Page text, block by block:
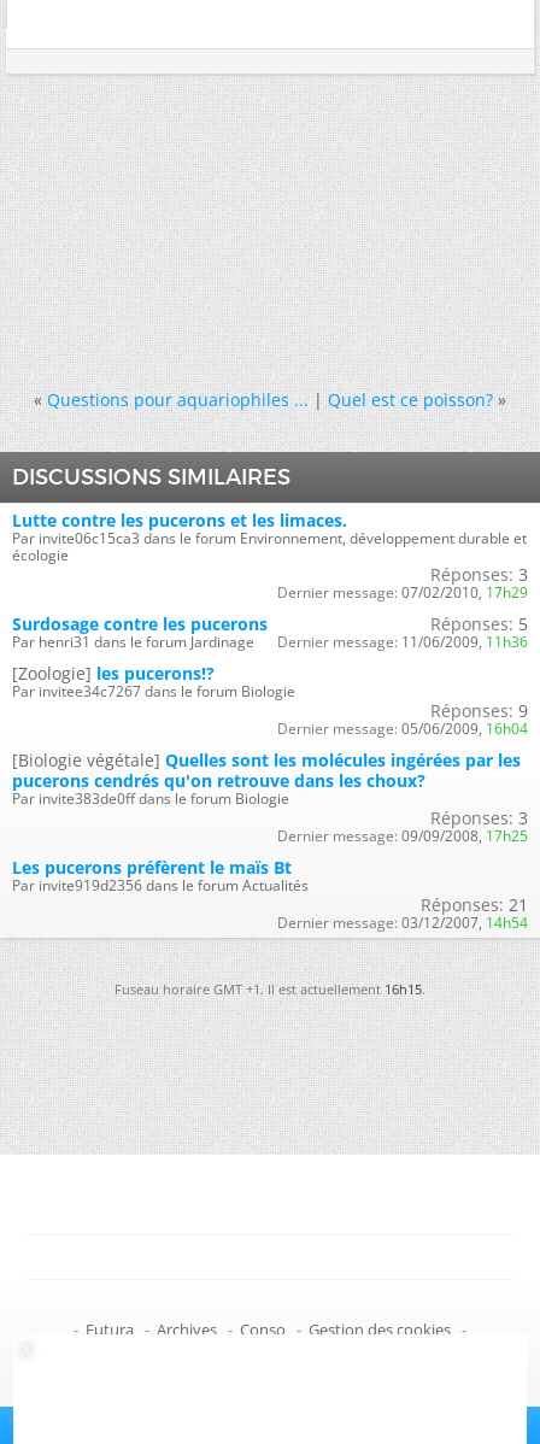
« Questions pour aquariophiles ...|Quel est ce poisson? »
DISCUSSIONS SIMILAIRES
Lutte contre les pucerons et les limaces.
Par invite06c15ca3 dans le forum Environnement, développement durable et
écologie
Réponses: 3
Dernier message: 07/02/2010, 17h29
Surdosage contre les pucerons
Par henri31 dans le forum Jardinage
Réponses: 5
Dernier message: 11/06/2009, 11h36
[Zoologie] les pucerons!?
Par invitee34c7267 dans le forum Biologie
Réponses: 9
Dernier message: 05/06/2009, 16h04
[Biologie végétale] Quelles sont les molécules ingérées par les
pucerons cendrés qu'on retrouve dans les choux?
Par invite383de0ff dans le forum Biologie
Réponses: 3
Dernier message: 09/09/2008, 17h25
Les pucerons préfèrent le maïs Bt
Par invite919d2356 dans le forum Actualités
Réponses: 21
Dernier message: 03/12/2007, 14h54
Fuseau horaire GMT +1. Il est actuellement 16h15.
- Futura - Archives - Conso - Gestion des cookies -